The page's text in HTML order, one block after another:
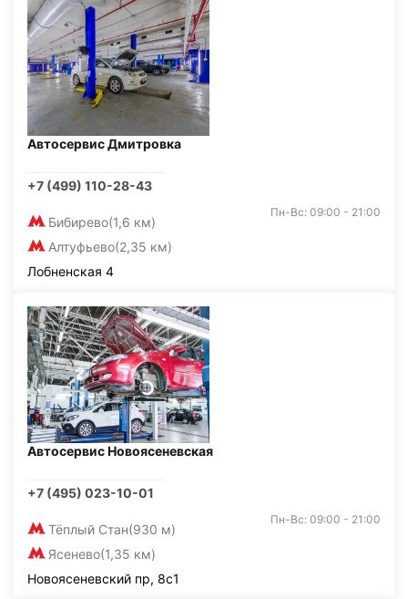
Автосервис Дмитровка
+7 (499) 110-28-43
Бибирево(1,6 км)
Алтуфьево(2,35 км)
Пн-Вс: 09:00 - 21:00
Лобненская 4
Автосервис Новоясеневская
+7 (495) 023-10-01
Тёплый Стан(930 м)
Ясенево(1,35 км)
Пн-Вс: 09:00 - 21:00
Новоясеневский пр, 8с1